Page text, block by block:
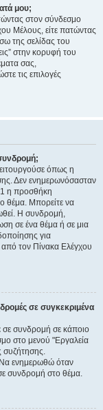
μου;
στον σύνδεσμο
Μέλους, είτε πατώντας
της σελίδας του
στην κορυφή του
σας,
τις επιλογές
όπως η
Δεν ενημερωνόσασταν
η προσθήκη
θέμα. Μπορείτε να
Η συνδρομή,
σε ένα θέμα ή σε μια
για
από τον Πίνακα Ελέγχου
σε συγκεκριμένα
σε συνδρομή σε κάποιο
στο μενού "Εργαλεία
συζήτησης.
ενημερωθώ όταν
συνδρομή στο θέμα.